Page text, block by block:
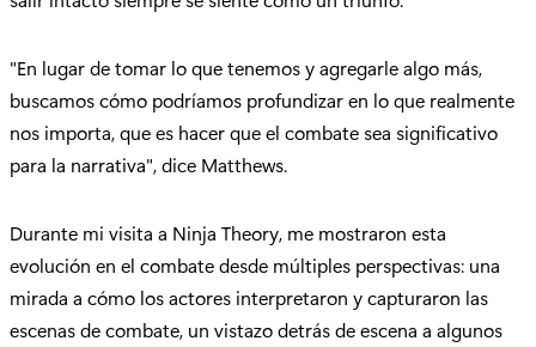
"En lugar de tomar lo que tenemos y agregarle algo más,
buscamos cómo podríamos profundizar en lo que realmente
nos importa, que es hacer que el combate sea significativo
para la narrativa", dice Matthews.
Durante mi visita a Ninja Theory, me mostraron esta
evolución en el combate desde múltiples perspectivas: una
mirada a cómo los actores interpretaron y capturaron las
escenas de combate, un vistazo detrás de escena a algunos